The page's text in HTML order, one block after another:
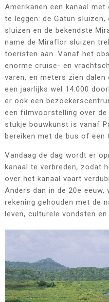
Amerikanen een kanaal
te leggen: de Gatun sluizen,
sluizen en de bekendste
name de Miraflor sluizen
toeristen aan. Vanaf het
enorme cruise- en
varen, en meters zien dalen
een jaarlijks wel 14.000
er ook een
een filmvoorstelling over de
stukje bouwkunst is vanaf
bereiken met de bus of een
Vandaag de dag wordt er
kanaal te verbreden, zodat
over het kanaal vaart
Anders dan in de 20e eeuw,
rekening gehouden met de
leven, culturele vondsten en